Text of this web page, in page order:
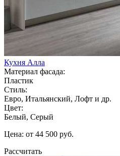
Кухня Алла
Материал фасада:
Пластик
Стиль:
Евро, Итальянский, Лофт и др.
Цвет:
Белый, Серый
Цена: от 44 500 руб.
Рассчитать